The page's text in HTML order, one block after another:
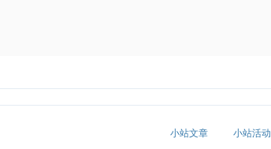
小站活动
小站文章